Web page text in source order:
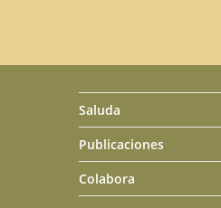
Saluda
Publicaciones
Colabora